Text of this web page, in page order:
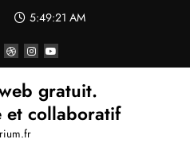
5:49:22 AM
gratuit.
et collaboratif